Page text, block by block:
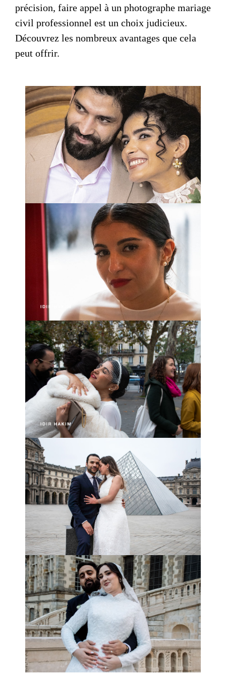
précision, faire appel à un photographe mariage
civil professionnel est un choix judicieux.
Découvrez les nombreux avantages que cela
peut offrir.